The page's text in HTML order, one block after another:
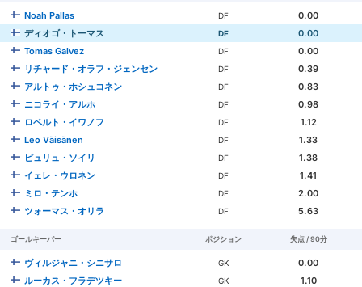
Noah Pallas DF
0.00
ディオゴ・トーマス
DF
0.00
Tomas Galvez
DF
0.00
リチャード・オラフ・ジェンセン
DF
0.39
アルトゥ・ホシュコネン
DF
0.83
ニコライ・アルホ
DF
0.98
ロベルト・イワノフ
DF
1.12
Leo Väisänen
DF
1.33
ピュリュ・ソイリ
DF
1.38
イェレ・ウロネン
DF
1.41
ミロ・テンホ
DF
2.00
ツォーマス・オリラ
DF 5.63
ゴールキーパー ポジション 失点 / 90分
ヴィルジャニ・シニサロ GK
0.00
ルーカス・フラデツキー
GK 1.10